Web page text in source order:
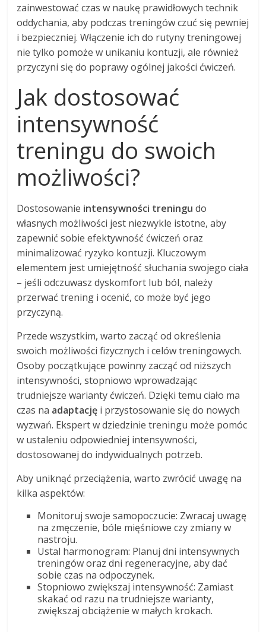
zainwestować czas w naukę prawidłowych technik
oddychania, aby podczas treningów czuć się pewniej
i bezpieczniej. Włączenie ich do rutyny treningowej
nie tylko pomoże w unikaniu kontuzji, ale również
przyczyni się do poprawy ogólnej jakości ćwiczeń.
Jak dostosować
intensywność
treningu do swoich
możliwości?
Dostosowanie intensywności treningu do
własnych możliwości jest niezwykle istotne, aby
zapewnić sobie efektywność ćwiczeń oraz
minimalizować ryzyko kontuzji. Kluczowym
elementem jest umiejętność słuchania swojego ciała
– jeśli odczuwasz dyskomfort lub ból, należy
przerwać trening i ocenić, co może być jego
przyczyną.
Przede wszystkim, warto zacząć od określenia
swoich możliwości fizycznych i celów treningowych.
Osoby początkujące powinny zacząć od niższych
intensywności, stopniowo wprowadzając
trudniejsze warianty ćwiczeń. Dzięki temu ciało ma
czas na adaptację i przystosowanie się do nowych
wyzwań. Ekspert w dziedzinie treningu może pomóc
w ustaleniu odpowiedniej intensywności,
dostosowanej do indywidualnych potrzeb.
Aby uniknąć przeciążenia, warto zwrócić uwagę na
kilka aspektów:
Monitoruj swoje samopoczucie: Zwracaj uwagę
na zmęczenie, bóle mięśniowe czy zmiany w
nastroju.
Ustal harmonogram: Planuj dni intensywnych
treningów oraz dni regeneracyjne, aby dać
sobie czas na odpoczynek.
Stopniowo zwiększaj intensywność: Zamiast
skakać od razu na trudniejsze warianty,
zwiększaj obciążenie w małych krokach.